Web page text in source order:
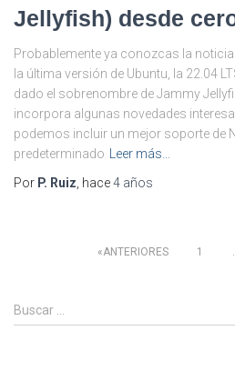
Jellyfish) desde
Probablemente ya conozcas la
la última versión de Ubuntu, la 22.04
dado el sobrenombre de Jammy
incorpora algunas novedades
podemos incluir un mejor soporte de
predeterminado
Leer más…
Por P. Ruiz , hace4 años
Paginación
de
ANTERIORES 1
B
u
Buscar …